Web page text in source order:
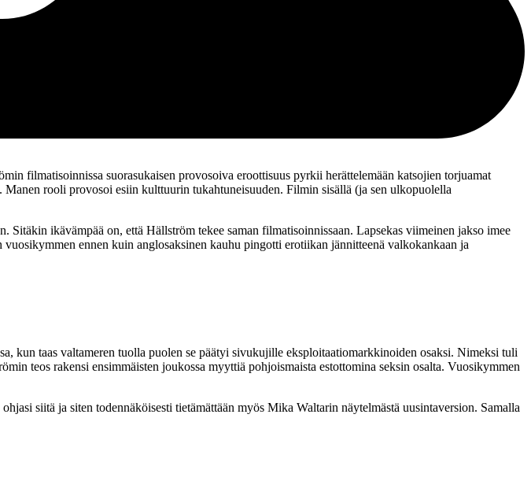
filmatisoinnissa suorasukaisen provosoiva eroottisuus pyrkii herättelemään katsojien torjuamat
rooli provosoi esiin kulttuurin tukahtuneisuuden. Filmin sisällä (ja sen ulkopuolella
Sitäkin ikävämpää on, että Hällström tekee saman filmatisoinnissaan. Lapsekas viimeinen jakso imee
ennen kuin anglosaksinen kauhu pingotti erotiikan jännitteenä valkokankaan ja
kun taas valtameren tuolla puolen se päätyi sivukujille eksploitaatiomarkkinoiden osaksi. Nimeksi tuli
teos rakensi ensimmäisten joukossa myyttiä pohjoismaista estottomina seksin osalta. Vuosikymmen
siitä ja siten todennäköisesti tietämättään myös Mika Waltarin näytelmästä uusintaversion. Samalla